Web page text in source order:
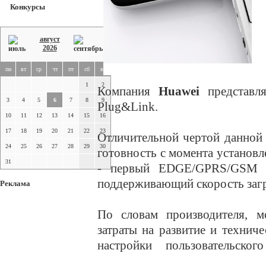
Конкурсы
август
2026
пн вт ср чт пт сб вс
1 2
3 4 5 6 7 8 9
10 11 12 13 14 15 16
17 18 19 20 21 22 23
24 25 26 27 28 29 30
31
Реклама
Компания Huawei
Plug&Link.
Отличительной чертой
готовность с момента
- первый EDGE/GPRS/
поддерживающий скорость
По словам производителя,
затраты на развитие и
настройки